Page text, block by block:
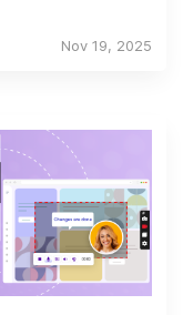
Nov 19, 2025